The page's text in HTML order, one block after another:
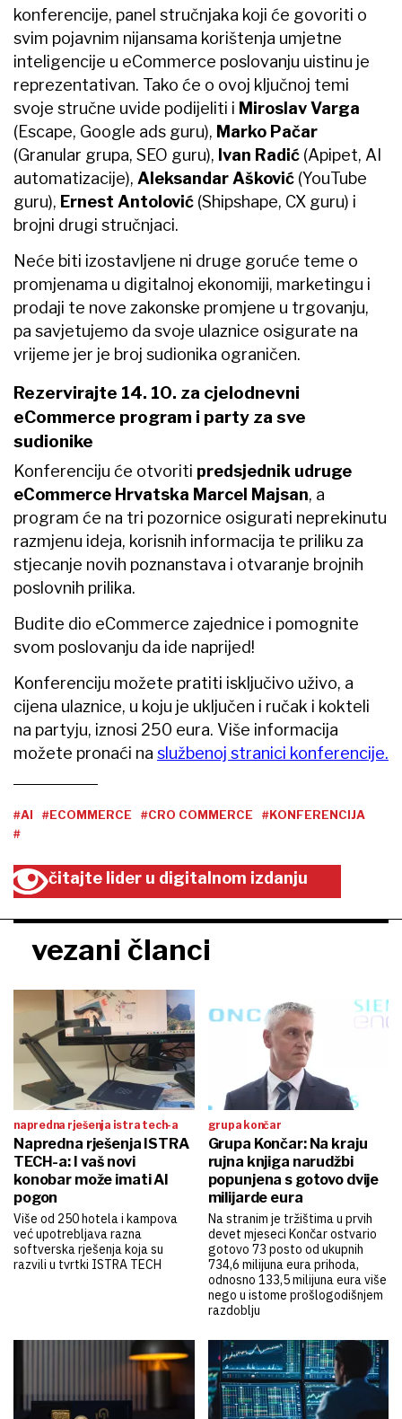
konferencije, panel stručnjaka koji će govoriti o
svim pojavnim nijansama korištenja umjetne
inteligencije u eCommerce poslovanju uistinu je
reprezentativan. Tako će o ovoj ključnoj temi
svoje stručne uvide podijeliti i MiroslavVarga
(Escape, Google ads guru), Marko Pačar
(Granular grupa, SEO guru), Ivan Radić (Apipet, AI
automatizacije), Aleksandar Ašković (YouTube
guru), Ernest Antolović (Shipshape, CX guru) i
brojni drugi stručnjaci.
Neće biti izostavljene ni druge goruće teme o
promjenama u digitalnoj ekonomiji, marketingu i
prodaji te nove zakonske promjene u trgovanju,
pa savjetujemo da svoje ulaznice osigurate na
vrijeme jer je broj sudionika ograničen.
Rezervirajte 14. 10. za cjelodnevni
eCommerce program i party za sve
sudionike
Konferenciju će otvoriti predsjednik udruge
eCommerce Hrvatska Marcel Majsan, a
program će na tri pozornice osigurati neprekinutu
razmjenu ideja, korisnih informacija te priliku za
stjecanje novih poznanstava i otvaranje brojnih
poslovnih prilika.
Budite dio eCommerce zajednice i pomognite
svom poslovanju da ide naprijed!
Konferenciju možete pratiti isključivo uživo, a
cijena ulaznice, u koju je uključen i ručak i kokteli
na partyju, iznosi 250 eura. Više informacija
možete pronaći na službenoj stranici konferencije.
#AI #ECOMMERCE #CRO COMMERCE
#KONFERENCIJA
#
čitajte lider u digitalnom izdanju
vezani članci
napredna rješenja istra tech-a
Napredna rješenja ISTRA
TECH-a: I vaš novi
konobar može imati AI
pogon
Više od 250 hotela i kampova
već upotrebljava razna
softverska rješenja koja su
razvili u tvrtki ISTRA TECH
grupa končar
Grupa Končar: Na kraju
rujna knjiga narudžbi
popunjena s gotovo dvije
milijarde eura
Na stranim je tržištima u prvih
devet mjeseci Končar ostvario
gotovo 73 posto od ukupnih
734,6 milijuna eura prihoda,
odnosno 133,5 milijuna eura više
nego u istome prošlogodišnjem
razdoblju